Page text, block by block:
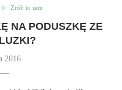
Zrób to sam
NA PODUSZKĘ ZE
2016